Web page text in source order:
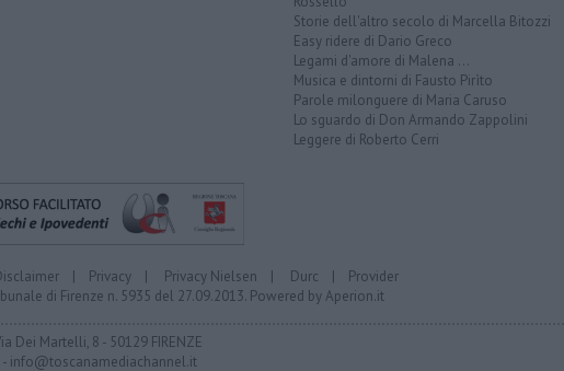
Storie dell'altro secolo di Marcella Bitozzi
Easy ridere di Dario Greco
Legami d'amore di Malena ...
Musica e dintorni di Fausto Pirìto
Parole milonguere di Maria Caruso
Lo sguardo di Don Armando Zappolini
Leggere di Roberto Cerri
| Privacy | Privacy Nielsen | Durc | Provider
di Firenze n. 5935 del 27.09.2013. Powered byAperion.it
Dei Martelli, 8 - 50129 FIRENZE
- info@toscanamediachannel.it